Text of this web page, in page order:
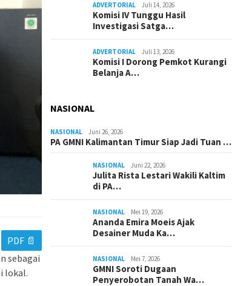
PDF 📄
sebagai
lokal.
ADVERTORIAL Juli 14, 2026
Komisi IV Tunggu Hasil
Investigasi Satga…
ADVERTORIAL Juli 13, 2026
Komisi I Dorong Pemkot Kurangi
Belanja A…
NASIONAL
NASIONAL Juni 26, 2026
PA GMNI Kalimantan Timur Siap Jadi Tuan …
NASIONAL Juni 22, 2026
Julita Rista Lestari Wakili Kaltim
di PA…
NASIONAL Mei 19, 2026
Ananda Emira Moeis Ajak
Desainer Muda Ka…
NASIONAL Mei 7, 2026
GMNI Soroti Dugaan
Penyerobotan Tanah Wa…